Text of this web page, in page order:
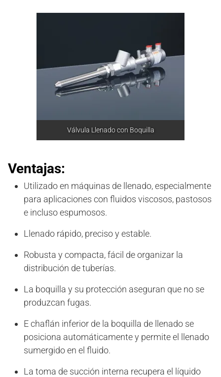
Válvula Llenado con Boquilla
Ventajas:
Utilizado en máquinas de llenado, especialmente
para aplicaciones con fluidos viscosos, pastosos
e incluso espumosos.
Llenado rápido, preciso y estable.
Robusta y compacta, fácil de organizar la
distribución de tuberías.
La boquilla y su protección aseguran que no se
produzcan fugas.
E chaflán inferior de la boquilla de llenado se
posiciona automáticamente y permite el llenado
sumergido en el fluido.
La toma de succión interna recupera el líquido